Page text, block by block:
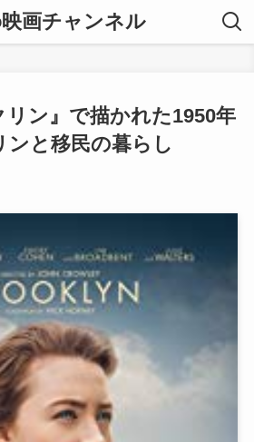
画チャンネル
リン』で描かれた1950年
と移民の暮らし